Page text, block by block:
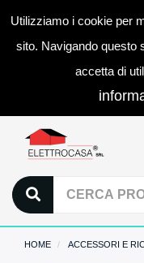
Utilizziamo i cookie per
sito. Navigando questo
accetta di
HOME ACCESSORI E